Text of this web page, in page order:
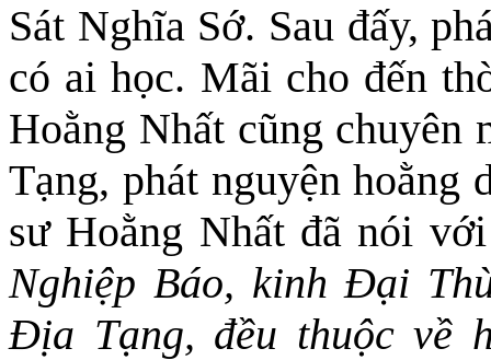
Sát Nghĩa Sớ. Sau đấy,
có ai học. Mãi cho đến
Hoằng Nhất cũng chuyên
Tạng, phát nguyện hoằng
sư Hoằng Nhất đã nói
Nghiệp Báo, kinh Đại
Địa Tạng, đều thuộc về